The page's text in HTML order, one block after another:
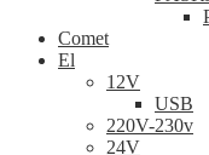
Comet
El
12V
USB
220V-230v
24V